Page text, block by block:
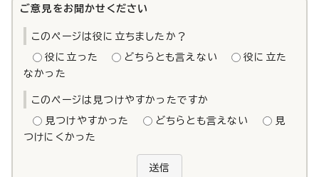
ご意見をお聞かせください
このページは役に立ちましたか？
役に立った どちらとも言えない
役に立た
なかった
このページは見つけやすかったですか
見つけやすかった どちらとも言えない
見
つけにくかった
送信